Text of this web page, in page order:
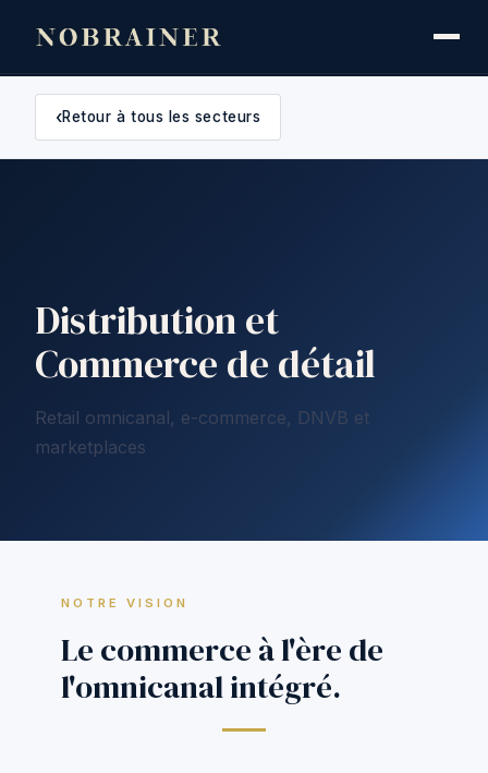
‹Retour à tous les secteurs
Distribution et
Commerce de détail
Retail omnicanal, e-commerce, DNVB et
marketplaces
NOTRE VISION
Le commerce à l'ère de
l'omnicanal intégré.